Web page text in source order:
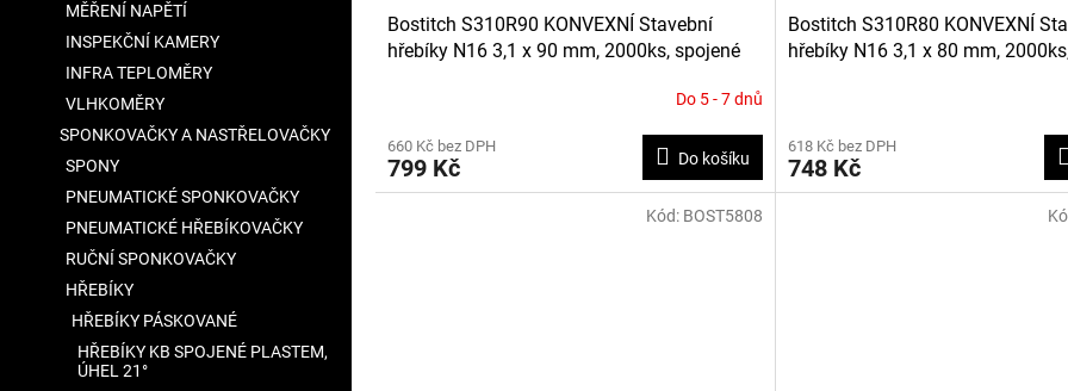
MĚŘENÍ NAPĚTÍ
INSPEKČNÍ KAMERY
INFRA TEPLOMĚRY
VLHKOMĚRY
SPONKOVAČKY A NASTŘELOVAČKY
SPONY
PNEUMATICKÉ SPONKOVAČKY
PNEUMATICKÉ HŘEBÍKOVAČKY
RUČNÍ SPONKOVAČKY
HŘEBÍKY
HŘEBÍKY PÁSKOVANÉ
HŘEBÍKY KB SPOJENÉ PLASTEM,
ÚHEL 21°
Bostitch S310R90 KONVEXNÍ Stavební
hřebíky N16 3,1 x 90 mm, 2000ks, spojené
Do 5 - 7 dnů
660 Kč bez DPH
799 Kč Do košíku
Bostitch S310R80 KONVEXNÍ
hřebíky N16 3,1 x 80 mm,
618 Kč bez DPH
748 Kč
Kód: BOST5808